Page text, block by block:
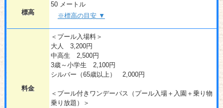
標高
50 メートル
※標高の目安 ▼
料金
＜プール入場料＞
大人 3,200円
中高生 2,500円
3歳～小学生 2,100円
シルバー（65歳以上） 2,000円
＜プール付きワンデーパス（プール入場＋入園＋乗り物
乗り放題）＞